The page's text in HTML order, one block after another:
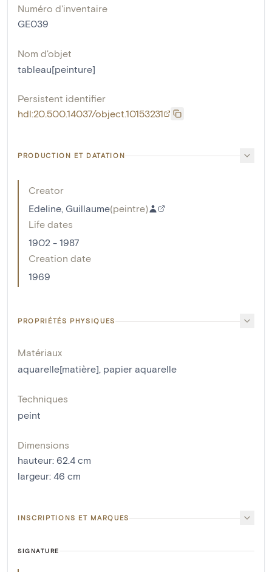
Numéro d'inventaire
GE039
Nom d'objet
tableau[peinture]
Persistent identifier
hdl:20.500.14037/object.10153231
PRODUCTION ET DATATION
Creator
Edeline, Guillaume(peintre)
Life dates
1902 - 1987
Creation date
1969
PROPRIÉTÉS PHYSIQUES
Matériaux
aquarelle[matière], papier aquarelle
Techniques
peint
Dimensions
hauteur: 62.4 cm
largeur: 46 cm
INSCRIPTIONS ET MARQUES
SIGNATURE